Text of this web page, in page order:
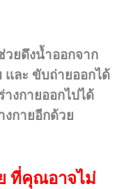
ยดึงน้ำออกจาก
เละ ขับถ่ายออกได้
างกายออกไปได้
งกายอีกด้วย
ที่คุณอาจไม่